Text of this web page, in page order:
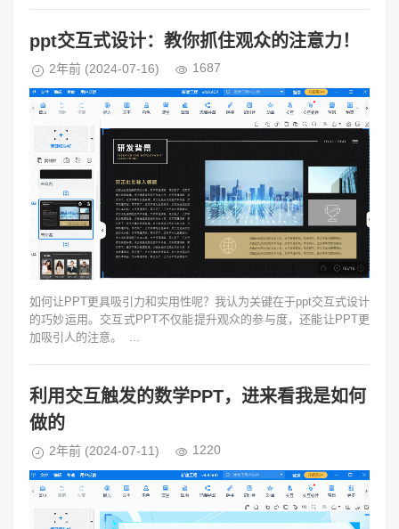
ppt交互式设计：教你抓住观众的注意力！
2年前 (2024-07-16) 1687
如何让PPT更具吸引力和实用性呢？我认为关键在于ppt交互式设计
的巧妙运用。交互式PPT不仅能提升观众的参与度，还能让PPT更
加吸引人的注意。 ...
利用交互触发的数学PPT，进来看我是如何
做的
2年前 (2024-07-11) 1220